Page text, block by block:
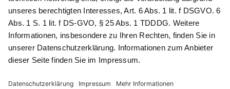
Wir verarbeiten Ihre Daten gemäß unserer
Datenschutzerklärung .